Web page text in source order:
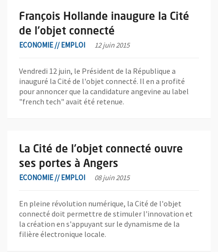
François Hollande inaugure la Cité
de l'objet connecté
ECONOMIE // EMPLOI 12 juin 2015
Vendredi 12 juin, le Président de la République a
inauguré la Cité de l'objet connecté. Il en a profité
pour annoncer que la candidature angevine au label
"french tech" avait été retenue.
La Cité de l'objet connecté ouvre
ses portes à Angers
ECONOMIE // EMPLOI 08 juin 2015
En pleine révolution numérique, la Cité de l'objet
connecté doit permettre de stimuler l'innovation et
la création en s'appuyant sur le dynamisme de la
filière électronique locale.